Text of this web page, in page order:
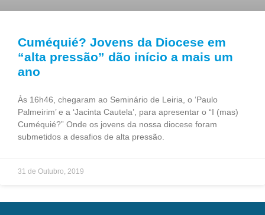
Cuméquié? Jovens da Diocese em
“alta pressão” dão início a mais um
ano
Às 16h46, chegaram ao Seminário de Leiria, o ‘Paulo
Palmeirim’ e a ‘Jacinta Cautela’, para apresentar o “I (mas)
Cuméquié?” Onde os jovens da nossa diocese foram
submetidos a desafios de alta pressão.
31 de Outubro, 2019